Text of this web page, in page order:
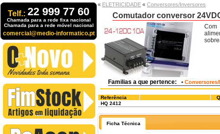
Telf.: 22 999 77 60
Chamada para a rede fixa nacional
Chamada para a rede móvel nacional
comercial@medio-informatico.pt
« ELETRICIDADE « Conversores/Inversores
Comutador conversor
Com
Familias a que pertence: •
Referência
HQ 2412
Ficha Técnica